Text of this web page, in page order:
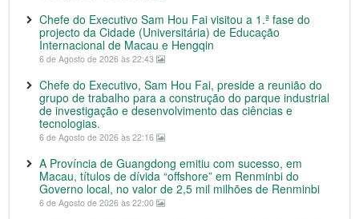
Chefe do Executivo Sam Hou Fai visitou a 1.ª fase do
projecto da Cidade (Universitária) de Educação
Internacional de Macau e Hengqin
6 de Agosto de 2026 às 22:43
Chefe do Executivo, Sam Hou Fai, preside a reunião do
grupo de trabalho para a construção do parque industrial
de investigação e desenvolvimento das ciências e
tecnologias.
6 de Agosto de 2026 às 22:16
A Província de Guangdong emitiu com sucesso, em
Macau, títulos de dívida “offshore” em Renminbi do
Governo local, no valor de 2,5 mil milhões de Renminbi
6 de Agosto de 2026 às 22:00